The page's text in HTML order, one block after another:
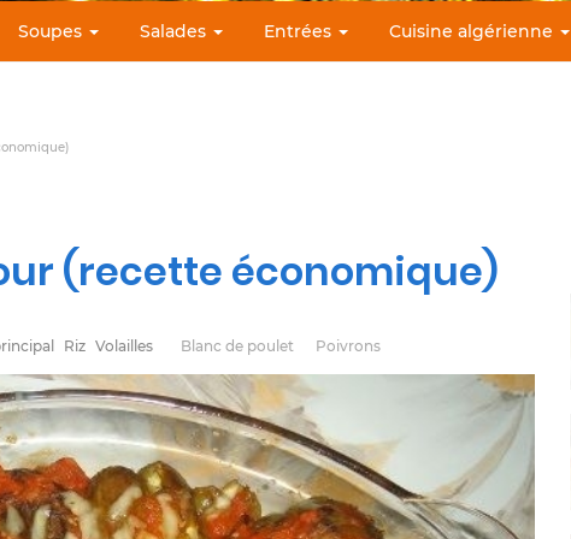
Soupes Salades Entrées Cuisine algérienne
(recette économique)
Riz Volailles Blanc de poulet Poivrons